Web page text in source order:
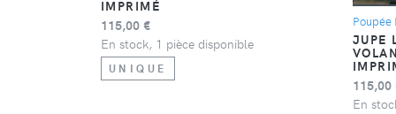
IMPRIMÉ
115,00 €
En stock, 1 pièce disponible
UNIQUE
Poupée
JUPE
115,00
En